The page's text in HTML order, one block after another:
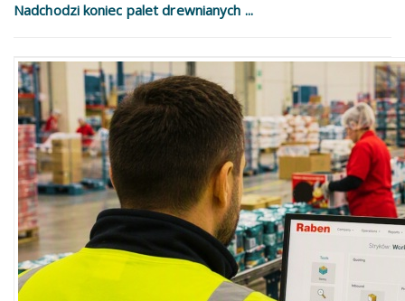
Nadchodzi koniec palet drewnianych ...